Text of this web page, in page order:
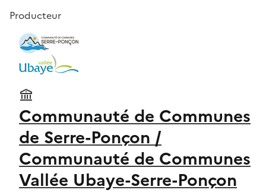
Producteur
Communauté de Communes
de Serre-Ponçon /
Communauté de Communes
Vallée Ubaye-Serre-Ponçon